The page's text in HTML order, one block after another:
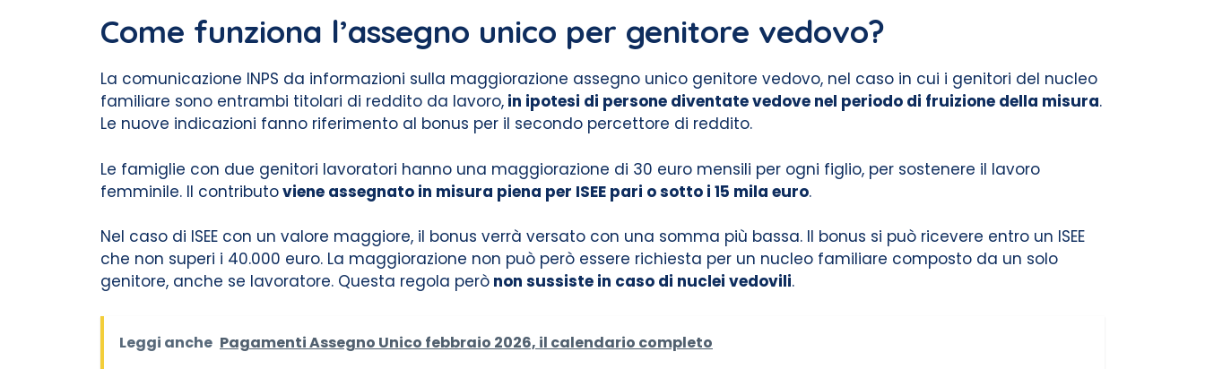
Come funziona l’assegno unico per genitore vedovo?
La comunicazione INPS da informazioni sulla maggiorazione assegno unico genitore vedovo, nel caso in cui i genitori del nucleo
familiare sono entrambi titolari di reddito da lavoro, in ipotesi di persone diventate vedove nel periodo di fruizione della misura.
Le nuove indicazioni fanno riferimento al bonus per il secondo percettore di reddito.
Le famiglie con due genitori lavoratori hanno una maggiorazione di 30 euro mensili per ogni figlio, per sostenere il lavoro
femminile. Il contributoviene assegnato in misura piena per ISEE pari o sotto i 15 mila euro.
Nel caso di ISEE con un valore maggiore, il bonus verrà versato con una somma più bassa. Il bonus si può ricevere entro un ISEE
che non superi i 40.000 euro. La maggiorazione non può però essere richiesta per un nucleo familiare composto da un solo
genitore, anche se lavoratore. Questa regola però non sussiste in caso di nuclei vedovili.
Leggi anche Pagamenti Assegno Unico febbraio 2026, il calendario completo